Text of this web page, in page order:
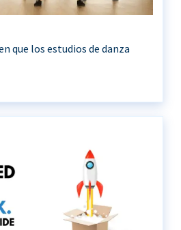
que los estudios de danza